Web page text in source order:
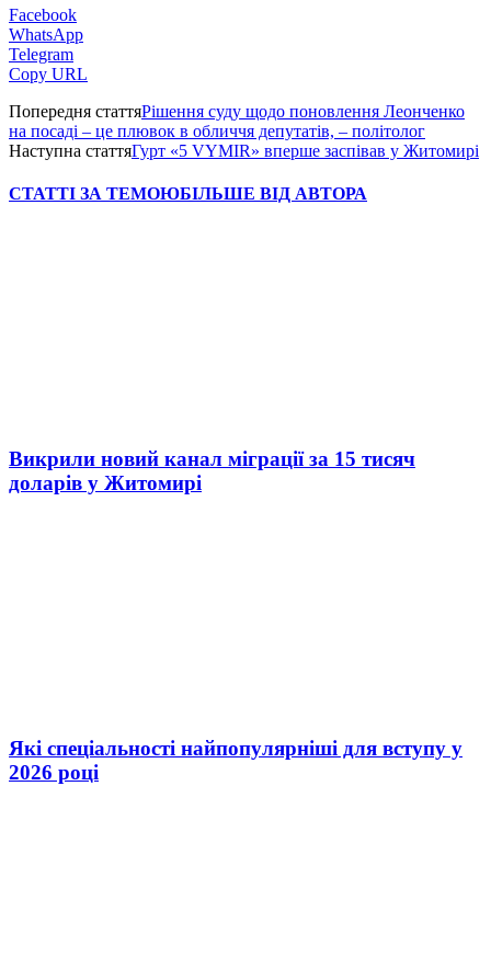
Facebook
WhatsApp
Telegram
Copy URL
Попередня статтяРішення суду щодо поновлення Леонченко
на посаді – це плювок в обличчя депутатів, – політолог
Наступна статтяГурт «5 VYMIR» вперше заспівав у Житомирі
СТАТТІ ЗА ТЕМОЮБІЛЬШЕ ВІД АВТОРА
Викрили новий канал міграції за 15 тисяч
доларів у Житомирі
Які спеціальності найпопулярніші для вступу у
2026 році